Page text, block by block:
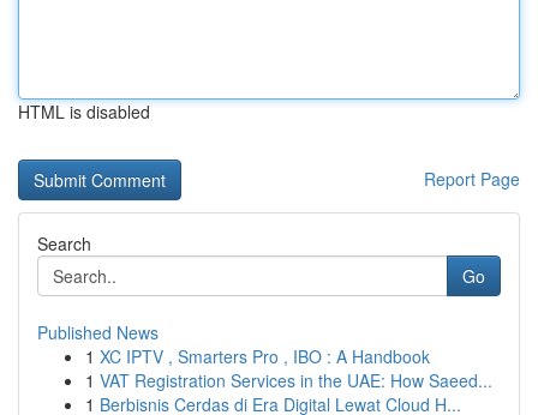
HTML is disabled
Report Page
Search
Go
Published News
1 XC IPTV , Smarters Pro , IBO : A Handbook
1 VAT Registration Services in the UAE: How Saeed...
1 Berbisnis Cerdas di Era Digital Lewat Cloud H...